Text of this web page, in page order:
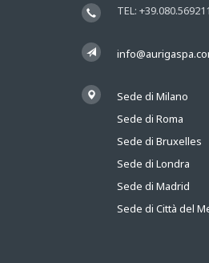
TEL:
Sede di Milano
Sede di Roma
Sede di Bruxelles
Sede di Londra
Sede di Madrid
Sede di Città del